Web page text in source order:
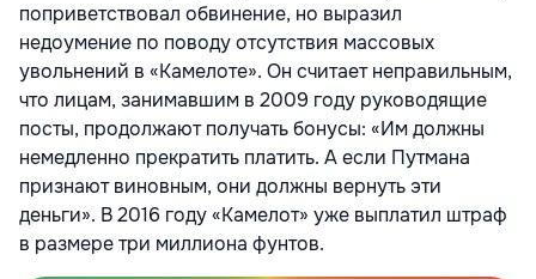
поприветствовал обвинение, но выразил
недоумение по поводу отсутствия массовых
увольнений в «Камелоте». Он считает неправильным,
что лицам, занимавшим в 2009 году руководящие
посты, продолжают получать бонусы: «Им должны
немедленно прекратить платить. А если Путмана
признают виновным, они должны вернуть эти
деньги». В 2016 году «Камелот» уже выплатил штраф
в размере три миллиона фунтов.